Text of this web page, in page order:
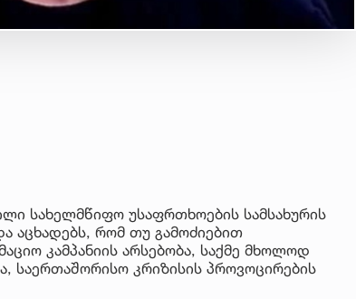
სახელმწიფო უსაფრთხოების სამსახურის
აცხადებს, რომ თუ გამოძიებით
კამპანიის არსებობა, საქმე მხოლოდ
საერთაშორისო კრიზისის პროვოცირების